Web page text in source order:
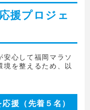
援プロジェ
心して福岡マラソ
境を整えるため、以
援（先着５名）